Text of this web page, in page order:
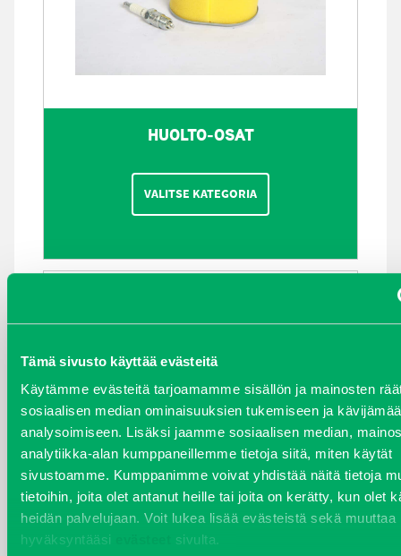
Tämä sivusto käyttää evästeitä
Käytämme evästeitä tarjoamamme sisällön ja mainosten
sosiaalisen median ominaisuuksien tukemiseen ja
analysoimiseen. Lisäksi jaamme sosiaalisen median,
analytiikka-alan kumppaneillemme tietoja siitä, miten käytät
sivustoamme. Kumppanimme voivat yhdistää näitä tietoja
tietoihin, joita olet antanut heille tai joita on kerätty, kun olet
heidän palvelujaan. Voit lukea lisää evästeistä sekä muuttaa
hyväksyntääsi
sivulta.
HUOLTO-OSAT
VALITSE KATEGORIA
LEIKKURIN OSAT